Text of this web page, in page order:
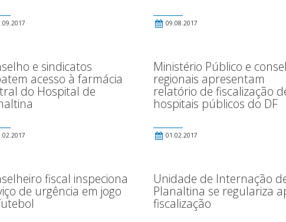
09.08.2017
e sindicatos
acesso à farmácia
do Hospital de
Ministério Público e
regionais apresentam
relatório de fiscalização
hospitais públicos do DF
01.02.2017
fiscal inspeciona
de urgência em jogo
Unidade de Internação
Planaltina se regulariza
fiscalização